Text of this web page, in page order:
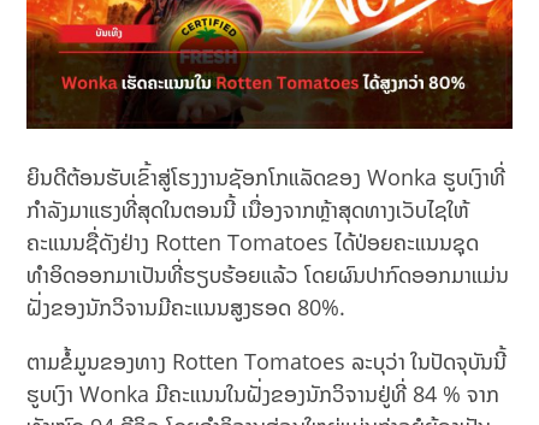
ຍິນດີຕ້ອນຮັບເຂົ້າສູ່ໂຮງງານຊັອກໂກແລັດຂອງ Wonka ຮູບເງົາທີ່
ກຳລັງມາແຮງທີ່ສຸດໃນຕອນນີ້ ເນື່ອງຈາກຫຼ້າສຸດທາງເວັບໄຊໃຫ້
ຄະແນນຊື່ດັງຢ່າງ Rotten Tomatoes ໄດ້ປ່ອຍຄະແນນຊຸດ
ທຳອິດອອກມາເປັນທີ່ຮຽບຮ້ອຍແລ້ວ ໂດຍຜົນປາກົດອອກມາແມ່ນ
ຝັ່ງຂອງນັກວິຈານມີຄະແນນສູງຮອດ 80%.
ຕາມຂໍ້ມູນຂອງທາງ Rotten Tomatoes ລະບຸວ່າ ໃນປັດຈຸບັນນີ້
ຮູບເງົາ Wonka ມີຄະແນນໃນຝັ່ງຂອງນັກວິຈານຢູ່ທີ່ 84 % ຈາກ